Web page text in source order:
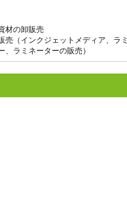
材の卸販売
（インクジェットメディア、ラ
ラミネーターの販売）